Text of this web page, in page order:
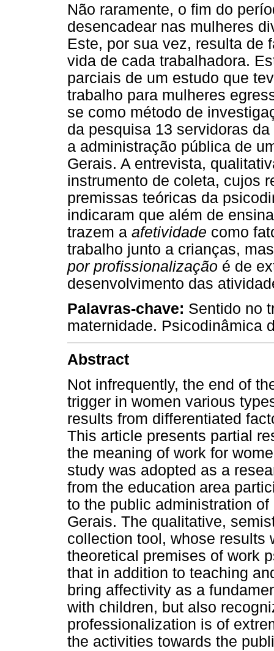
Não raramente, o fim do
desencadear nas mulheres
Este, por sua vez, resulta de
vida de cada trabalhadora.
parciais de um estudo que
trabalho para mulheres
se como método de
da pesquisa 13 servidoras
a administração pública de
Gerais. A entrevista,
instrumento de coleta, cujos
premissas teóricas da
indicaram que além de
trazem a afetividade como
trabalho junto a crianças,
por profissionalização é de
desenvolvimento das
Palavras-chave: Sentido no
maternidade. Psicodinâmica
Abstract
Not infrequently, the end of
trigger in women various
results from differentiated
This article presents partial
the meaning of work for
study was adopted as a
from the education area
to the public administration
Gerais. The qualitative,
collection tool, whose results
theoretical premises of work
that in addition to teaching
bring affectivity as a
with children, but also
professionalization is of
the activities towards the